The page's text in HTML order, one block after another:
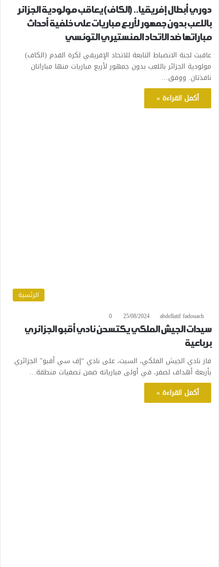
دوري أبطال إفريقيا.. (الكاف) يعاقب مولودية الجزائر
باللعب بدون جمهور لأربع مباريات على خلفية أحداث
مباراتها ضد الاتحاد المنستيري التونسي
عاقبت لجنة الانضباط التابعة للاتحاد الإفريقي لكرة القدم (الكاف)
مولودية الجزائر باللعب بدون جمهور لأربع مباريات منها مباراتان
نافذتان. ووفق…
أكمل القراءة »
الرئسية
abdellatif fadouach
25/08/2024
0
سيدات الجيش الملكي يكتسحن نادي أقبو الجزائري
برباعية
فاز نادي الجيش الملكي، السبت، على نادي “إف سي أقبو” الجزائري
بأربعة أهداف لصفر، في أولى مبارياته ضمن تصفيات منطقة…
أكمل القراءة »